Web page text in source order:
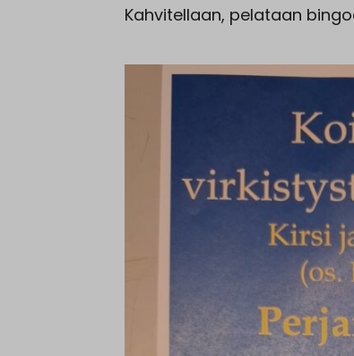
Kahvitellaan, pelataan